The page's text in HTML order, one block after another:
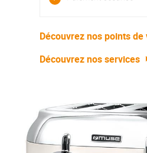
Découvrez nos points de
Découvrez nos services